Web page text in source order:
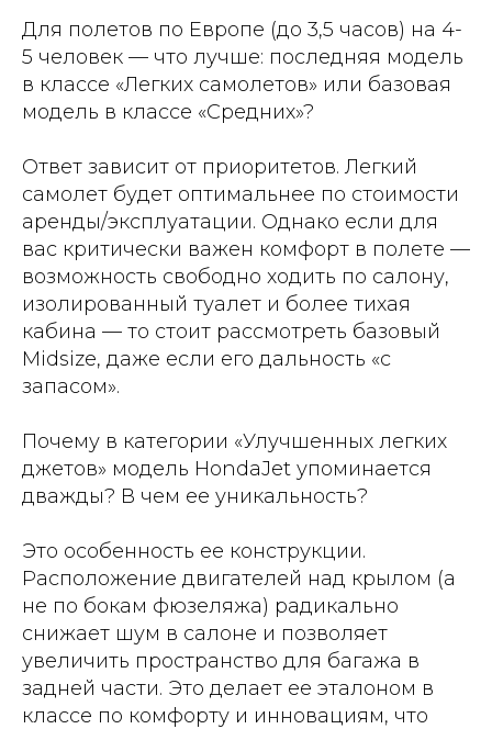
Для полетов по Европе (до 3,5 часов) на 4-
5 человек — что лучше: последняя модель
в классе «Легких самолетов» или базовая
модель в классе «Средних»?
Ответ зависит от приоритетов. Легкий
самолет будет оптимальнее по стоимости
аренды/эксплуатации. Однако если для
вас критически важен комфорт в полете —
возможность свободно ходить по салону,
изолированный туалет и более тихая
кабина — то стоит рассмотреть базовый
Midsize, даже если его дальность «с
запасом».
Почему в категории «Улучшенных легких
джетов» модель HondaJet упоминается
дважды? В чем ее уникальность?
Это особенность ее конструкции.
Расположение двигателей над крылом (а
не по бокам фюзеляжа) радикально
снижает шум в салоне и позволяет
увеличить пространство для багажа в
задней части. Это делает ее эталоном в
классе по комфорту и инновациям, что